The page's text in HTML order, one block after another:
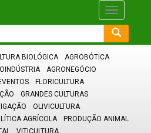
Toggle
BIOLÓGICA
AGROBÓTICA
AGRONEGÓCIO
FLORICULTURA
GRANDES CULTURAS
OLIVICULTURA
AGRÍCOLA
PRODUÇÃO ANIMAL